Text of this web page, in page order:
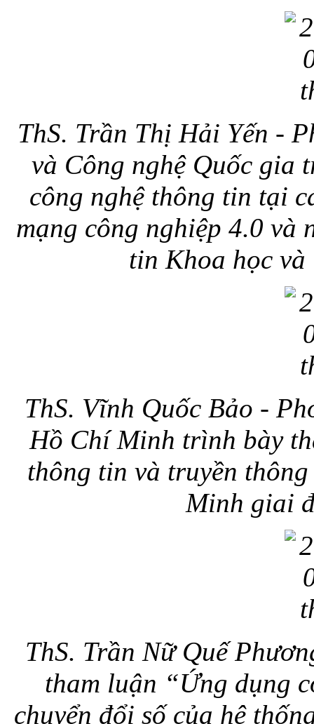
ThS. Trần Thị Hải Yến -
và Công nghệ Quốc gia
công nghệ thông tin tại
mạng công nghiệp 4.0 và
tin Khoa học
ThS. Vĩnh Quốc Bảo -
Hồ Chí Minh trình bày
thông tin và truyền
Minh giai
ThS. Trần Nữ Quế
tham luận “Ứng dụng
chuyển đổi số của hệ